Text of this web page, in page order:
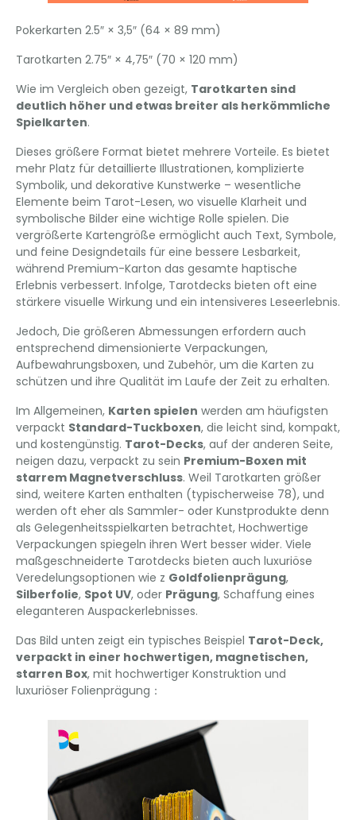
Pokerkarten 2.5″ × 3,5″ (64 × 89 mm)
Tarotkarten 2.75″ × 4,75″ (70 × 120 mm)
Wie im Vergleich oben gezeigt, Tarotkarten sind
deutlich höher und etwas breiter als herkömmliche
Spielkarten.
Dieses größere Format bietet mehrere Vorteile. Es bietet
mehr Platz für detaillierte Illustrationen, komplizierte
Symbolik, und dekorative Kunstwerke – wesentliche
Elemente beim Tarot-Lesen, wo visuelle Klarheit und
symbolische Bilder eine wichtige Rolle spielen. Die
vergrößerte Kartengröße ermöglicht auch Text, Symbole,
und feine Designdetails für eine bessere Lesbarkeit,
während Premium-Karton das gesamte haptische
Erlebnis verbessert. Infolge, Tarotdecks bieten oft eine
stärkere visuelle Wirkung und ein intensiveres Leseerlebnis.
Jedoch, Die größeren Abmessungen erfordern auch
entsprechend dimensionierte Verpackungen,
Aufbewahrungsboxen, und Zubehör, um die Karten zu
schützen und ihre Qualität im Laufe der Zeit zu erhalten.
Im Allgemeinen, Karten spielen werden am häufigsten
verpackt Standard-Tuckboxen, die leicht sind, kompakt,
und kostengünstig. Tarot-Decks, auf der anderen Seite,
neigen dazu, verpackt zu sein Premium-Boxen mit
starrem Magnetverschluss. Weil Tarotkarten größer
sind, weitere Karten enthalten (typischerweise 78), und
werden oft eher als Sammler- oder Kunstprodukte denn
als Gelegenheitsspielkarten betrachtet, Hochwertige
Verpackungen spiegeln ihren Wert besser wider. Viele
maßgeschneiderte Tarotdecks bieten auch luxuriöse
Veredelungsoptionen wie z Goldfolienprägung,
Silberfolie, Spot UV, oder Prägung, Schaffung eines
eleganteren Auspackerlebnisses.
Das Bild unten zeigt ein typisches Beispiel Tarot-Deck,
verpackt in einer hochwertigen, magnetischen,
starren Box, mit hochwertiger Konstruktion und
luxuriöser Folienprägung：